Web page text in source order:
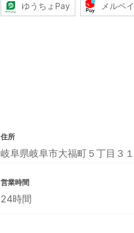
ゆうちょPay メルペイ
住所
岐阜県岐阜市大福町５丁目３１
営業時間
24時間